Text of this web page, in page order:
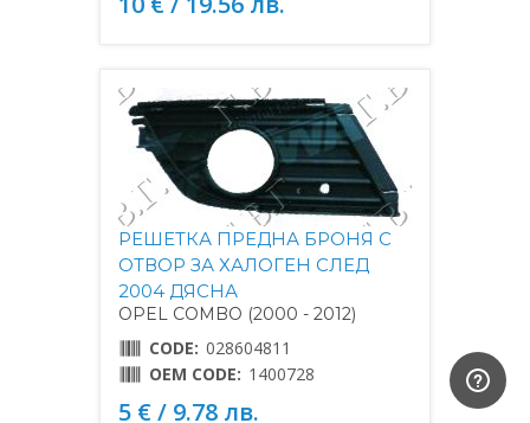
РЕШЕТКА ПРЕДНА БРОНЯ С
ОТВОР ЗА ХАЛОГЕН СЛЕД
2004 ДЯСНА
OPEL COMBO (2000 - 2012)
CODE: 028604811
OEM CODE: 1400728
5 € / 9.78 лв.